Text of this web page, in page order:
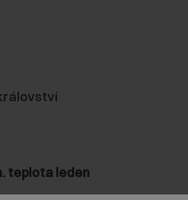
teplota leden